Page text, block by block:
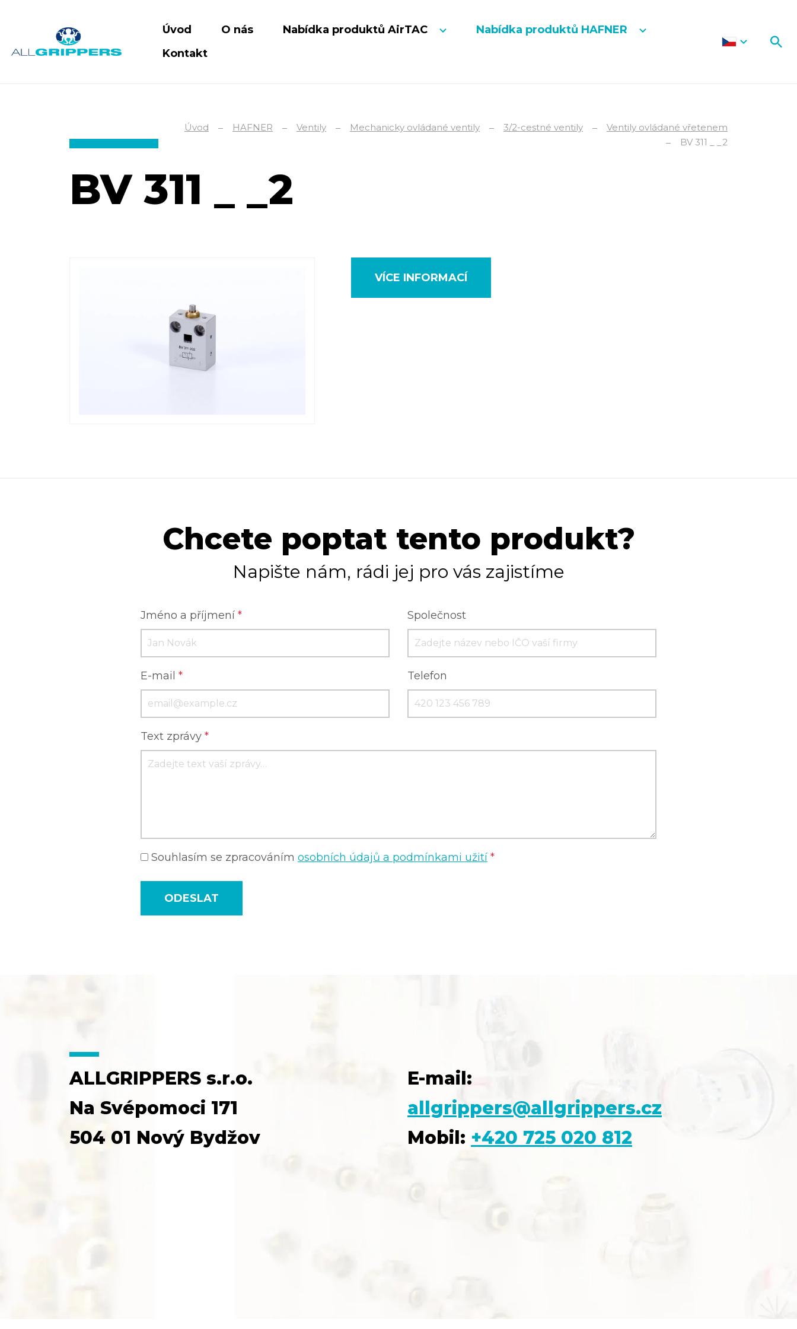
Úvod O nás Nabídka produktů AirTAC
Nabídka produktů HAFNER
Kontakt
Úvod HAFNER Ventily Mechanicky ovládané ventily 3/2-cestné ventily
Ventily ovládané vřetenem
BV 311 _ _2
BV 311 _ _2
VÍCE INFORMACÍ
Chcete poptat tento produkt?
Napište nám, rádi jej pro vás zajistíme
Jméno a příjmení * Společnost
E-mail * Telefon
Text zprávy *
Souhlasím se zpracováním osobních údajů a podmínkami užití *
ODESLAT
ALLGRIPPERS s.r.o.
Na Svépomoci 171
504 01 Nový Bydžov
E-mail:
allgrippers@allgrippers.cz
Mobil: +420 725 020 812